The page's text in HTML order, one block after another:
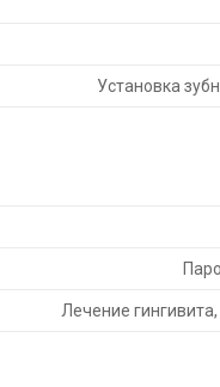
Установка
Лечение